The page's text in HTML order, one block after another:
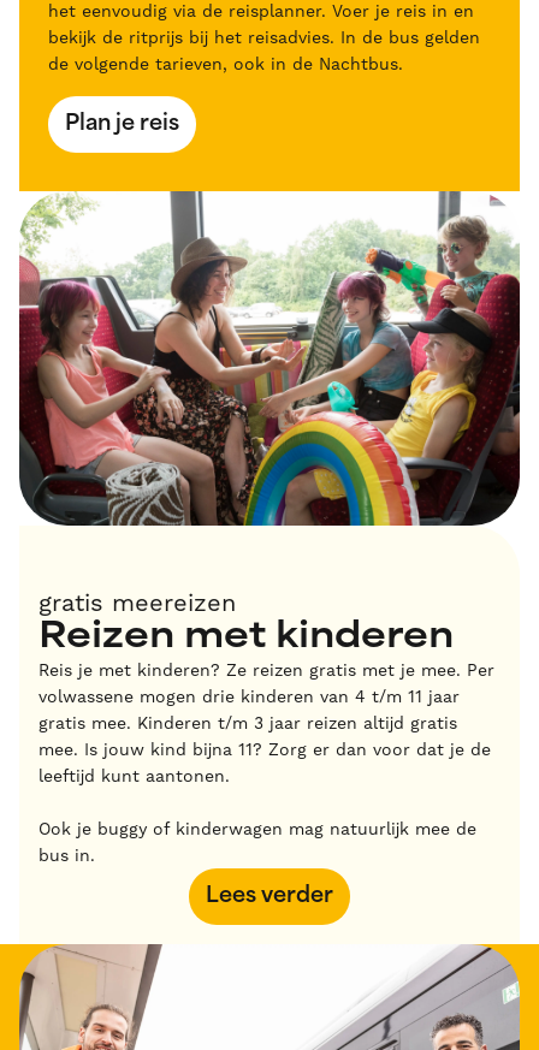
het eenvoudig via de reisplanner. Voer je reis in en
bekijk de ritprijs bij het reisadvies. In de bus gelden
de volgende tarieven, ook in de Nachtbus.
Plan je reis
gratis meereizen
Reizen met kinderen
Reis je met kinderen? Ze reizen gratis met je mee. Per
volwassene mogen drie kinderen van 4 t/m 11 jaar
gratis mee. Kinderen t/m 3 jaar reizen altijd gratis
mee. Is jouw kind bijna 11? Zorg er dan voor dat je de
leeftijd kunt aantonen.
Ook je buggy of kinderwagen mag natuurlijk mee de
bus in.
Lees verder